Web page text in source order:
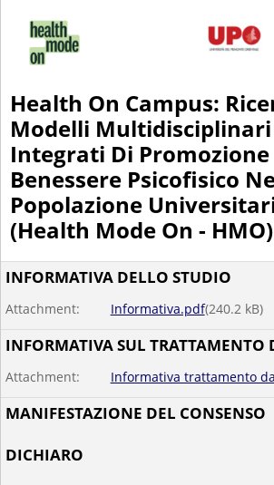
Health On Campus:
Modelli Multidisciplinari
Integrati Di Promozione
Benessere Psicofisico
Popolazione
(Health Mode On - HMO)
INFORMATIVA DELLO STUDIO
Attachment: Informativa.pdf(240.2kB)
INFORMATIVA SUL TRATTAMENTO
Attachment: Informativa trattamento
MANIFESTAZIONE DEL CONSENSO
DICHIARO